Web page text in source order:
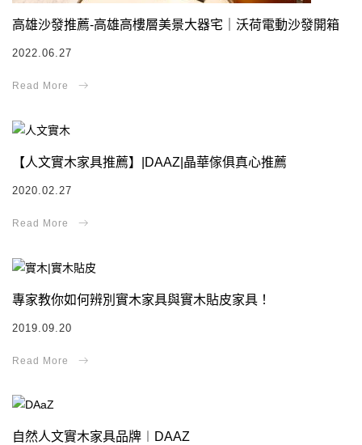
高雄沙發推薦-高雄高樓層美景大器宅｜沃荷電動沙發開箱
2022.06.27
【人文實木家具推薦】|DAAZ|晶華傢俱真心推薦
2020.02.27
專家教你如何辨別實木家具與實木貼皮家具！
2019.09.20
自然人文實木家具品牌︱DAAZ